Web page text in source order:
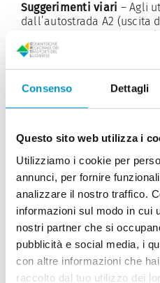
Consenso Dettagli
Questo sito web utilizza i
Utilizziamo i cookie per
annunci, per fornire
analizzare il nostro traffico.
informazioni sul modo in cui
nostri partner che si
pubblicità e social media, i
con altre informazioni che
raccolto dal tuo utilizzo dei
Suggerimenti viari – Agli
dall’autostrada A2 (uscita
verso Lugano Centro o
percorrere la Galleria
utenti che da Massagno
percorso alternativo lungo
transito dall’incrocio
raccomanda di transitare
Gli utenti in arrivo dalla
diretti verso Loreto o
il percorso lungo via
Per chi proviene,
da Bioggio (Via Crespera)
modifiche alla viabilità; si
privilegiare l’accesso al